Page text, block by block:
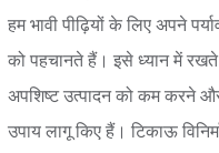
हम भावी पीढ़ियों के लिए अपने
को पहचानते हैं। इसे ध्यान में
अपशिष्ट उत्पादन को कम करने
उपाय लागू किए हैं। टिकाऊ